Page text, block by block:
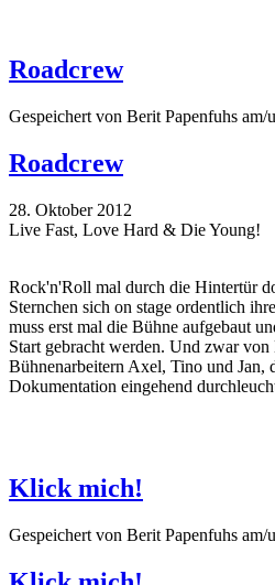
Roadcrew
Gespeichert von Berit Papenfuhs am/
Roadcrew
28. Oktober 2012
Live Fast, Love Hard & Die Young!
Rock'n'Roll mal durch die Hintertür
Sternchen sich on stage ordentlich
muss erst mal die Bühne aufgebaut
Start gebracht werden. Und zwar von
Bühnenarbeitern Axel, Tino und Jan,
Dokumentation eingehend
Klick mich!
Gespeichert von Berit Papenfuhs am/